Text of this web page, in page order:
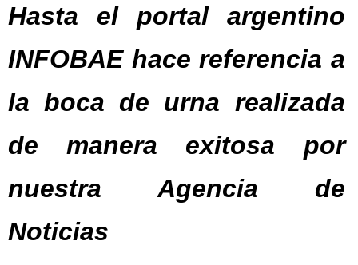
Hasta el portal argentino
INFOBAE hace referencia a
la boca de urna realizada
de manera exitosa por
nuestra Agencia de
Noticias